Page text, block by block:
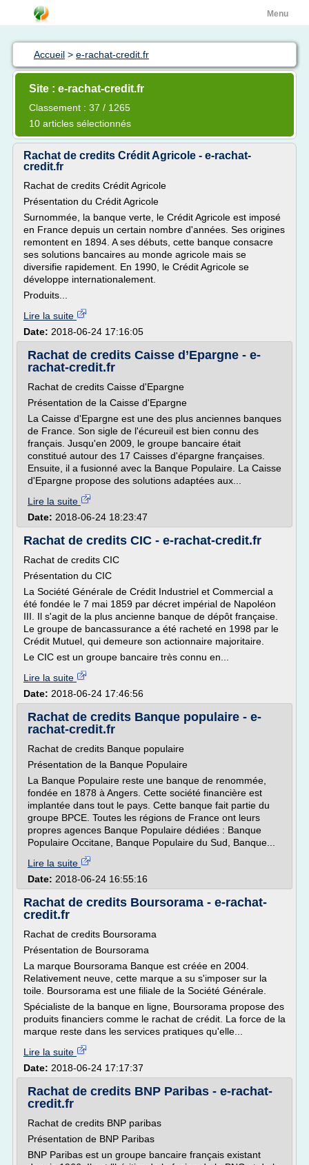
Menu
Accueil > e-rachat-credit.fr
Site : e-rachat-credit.fr
Classement : 37 / 1265
10 articles sélectionnés
Rachat de credits Crédit Agricole - e-rachat-
credit.fr
Rachat de credits Crédit Agricole
Présentation du Crédit Agricole
Surnommée, la banque verte, le Crédit Agricole est imposé
en France depuis un certain nombre d'années. Ses origines
remontent en 1894. A ses débuts, cette banque consacre
ses solutions bancaires au monde agricole mais se
diversifie rapidement. En 1990, le Crédit Agricole se
développe internationalement.
Produits...
Lire la suite
Date: 2018-06-24 17:16:05
Rachat de credits Caisse d’Epargne - e-
rachat-credit.fr
Rachat de credits Caisse d'Epargne
Présentation de la Caisse d'Epargne
La Caisse d'Epargne est une des plus anciennes banques
de France. Son sigle de l'écureuil est bien connu des
français. Jusqu'en 2009, le groupe bancaire était
constitué autour des 17 Caisses d'épargne françaises.
Ensuite, il a fusionné avec la Banque Populaire. La Caisse
d'Epargne propose des solutions adaptées aux...
Lire la suite
Date: 2018-06-24 18:23:47
Rachat de credits CIC - e-rachat-credit.fr
Rachat de credits CIC
Présentation du CIC
La Société Générale de Crédit Industriel et Commercial a
été fondée le 7 mai 1859 par décret impérial de Napoléon
III. Il s'agit de la plus ancienne banque de dépôt française.
Le groupe de bancassurance a été racheté en 1998 par le
Crédit Mutuel, qui demeure son actionnaire majoritaire.
Le CIC est un groupe bancaire très connu en...
Lire la suite
Date: 2018-06-24 17:46:56
Rachat de credits Banque populaire - e-
rachat-credit.fr
Rachat de credits Banque populaire
Présentation de la Banque Populaire
La Banque Populaire reste une banque de renommée,
fondée en 1878 à Angers. Cette société financière est
implantée dans tout le pays. Cette banque fait partie du
groupe BPCE. Toutes les régions de France ont leurs
propres agences Banque Populaire dédiées : Banque
Populaire Occitane, Banque Populaire du Sud, Banque...
Lire la suite
Date: 2018-06-24 16:55:16
Rachat de credits Boursorama - e-rachat-
credit.fr
Rachat de credits Boursorama
Présentation de Boursorama
La marque Boursorama Banque est créée en 2004.
Relativement neuve, cette marque a su s'imposer sur la
toile. Boursorama est une filiale de la Société Générale.
Spécialiste de la banque en ligne, Boursorama propose des
produits financiers comme le rachat de crédit. La force de la
marque reste dans les services pratiques qu'elle...
Lire la suite
Date: 2018-06-24 17:17:37
Rachat de credits BNP Paribas - e-rachat-
credit.fr
Rachat de credits BNP paribas
Présentation de BNP Paribas
BNP Paribas est un groupe bancaire français existant